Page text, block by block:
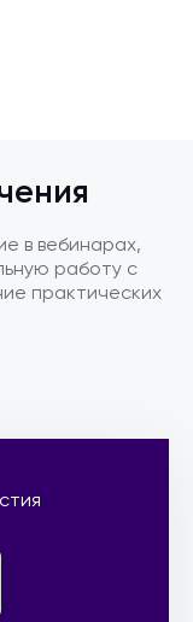
в вебинарах,
работу с
практических